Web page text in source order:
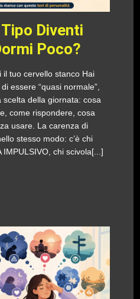
Diventi
Poco?
il tuo cervello stanco Hai
essere “quasi normale”,
della giornata: cosa
come rispondere, cosa
usare. La carenza di
stesso modo: c’è chi
IMPULSIVO, chi scivola[...]